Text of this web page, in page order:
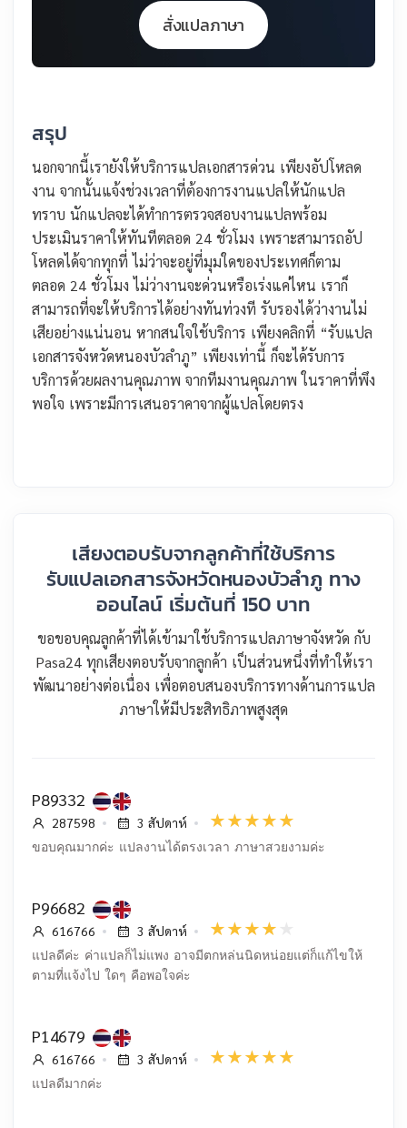
สั่งแปลภาษา
สรุป
นอกจากนี้เรายังให้บริการแปลเอกสารด่วน เพียงอัปโหลด
งาน จากนั้นแจ้งช่วงเวลาที่ต้องการงานแปลให้นักแปล
ทราบ นักแปลจะได้ทำการตรวจสอบงานแปลพร้อม
ประเมินราคาให้ทันทีตลอด 24 ชั่วโมง เพราะสามารถอัป
โหลดได้จากทุกที่ ไม่ว่าจะอยู่ที่มุมใดของประเทศก็ตาม
ตลอด 24 ชั่วโมง ไม่ว่างานจะด่วนหรือเร่งแค่ไหน เราก็
สามารถที่จะให้บริการได้อย่างทันท่วงที รับรองได้ว่างานไม่
เสียอย่างแน่นอน หากสนใจใช้บริการ เพียงคลิกที่ “รับแปล
เอกสารจังหวัดหนองบัวลำภู” เพียงเท่านี้ ก็จะได้รับการ
บริการด้วยผลงานคุณภาพ จากทีมงานคุณภาพ ในราคาที่พึง
พอใจ เพราะมีการเสนอราคาจากผู้แปลโดยตรง
เสียงตอบรับจากลูกค้าที่ใช้บริการ
รับแปลเอกสารจังหวัดหนองบัวลำภู ทาง
ออนไลน์ เริ่มต้นที่ 150 บาท
ขอขอบคุณลูกค้าที่ได้เข้ามาใช้บริการแปลภาษาจังหวัด กับ
Pasa24 ทุกเสียงตอบรับจากลูกค้า เป็นส่วนหนึ่งที่ทำให้เรา
พัฒนาอย่างต่อเนื่อง เพื่อตอบสนองบริการทางด้านการแปล
ภาษาให้มีประสิทธิภาพสูงสุด
P89332
287598 3 สัปดาห์
ขอบคุณมากค่ะ แปลงานได้ตรงเวลา ภาษาสวยงามค่ะ
P96682
616766 3 สัปดาห์
แปลดีค่ะ ค่าแปลก็ไม่แพง อาจมีตกหล่นนิดหน่อยแต่ก็แก้ไขให้
ตามที่แจ้งไป ใดๆ คือพอใจค่ะ
P14679
616766 3 สัปดาห์
แปลดีมากค่ะ